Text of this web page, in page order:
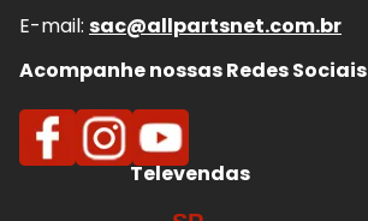
E-mail: sac@allpartsnet.com.br
Acompanhe nossas Redes Sociais
Televendas